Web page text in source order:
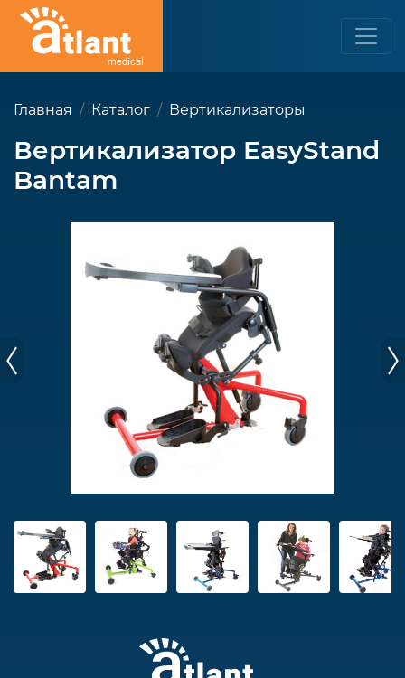
Главная Каталог Вертикализаторы
Вертикализатор EasyStand
Bantam